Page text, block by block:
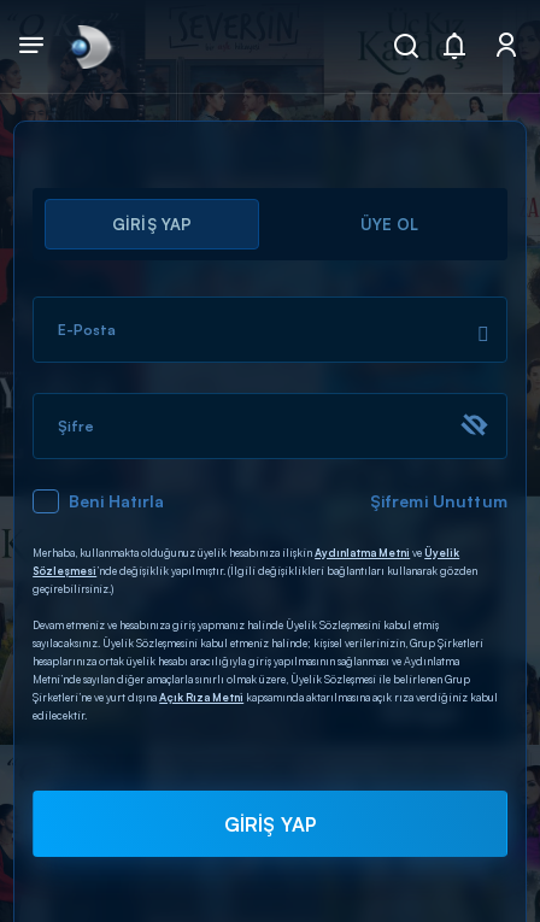
Arama
ARAMA SONUÇLARI
DİĞER SONUÇLAR
GİRİŞ YAP ÜYE OL
E-Posta
Şifre
Beni Hatırla Şifremi Unuttum
Merhaba, kullanmakta olduğunuz üyelik hesabınıza ilişkinAydınlatma Metni veÜyelik
Sözleşmesi’nde değişiklik yapılmıştır. (İlgili değişiklikleri bağlantıları kullanarak gözden
geçirebilirsiniz.)
Devam etmeniz ve hesabınıza giriş yapmanız halinde Üyelik Sözleşmesini kabul etmiş
sayılacaksınız. Üyelik Sözleşmesini kabul etmeniz halinde; kişisel verilerinizin, Grup Şirketleri
hesaplarınıza ortak üyelik hesabı aracılığıyla giriş yapılmasının sağlanması ve Aydınlatma
Metni’nde sayılan diğer amaçlarla sınırlı olmak üzere, Üyelik Sözleşmesi ile belirlenen Grup
Şirketleri’ne ve yurt dışınaAçık Rıza Metni kapsamında aktarılmasına açık rıza verdiğiniz kabul
edilecektir.
GİRİŞ YAP